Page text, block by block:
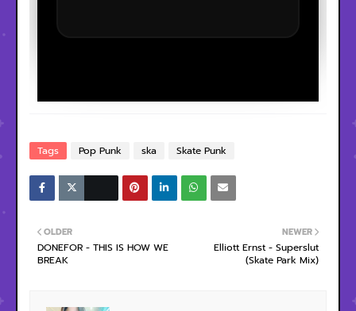
Tags Pop Punk ska Skate Punk
NEWER
Elliott Ernst - Superslut
(Skate Park Mix)
OLDER
DONEFOR - THIS IS HOW WE
BREAK